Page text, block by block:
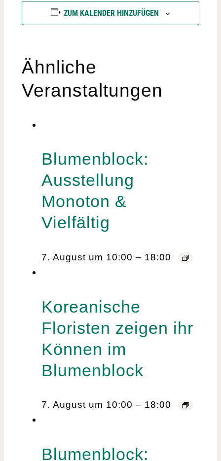
ZUM KALENDER HINZUFÜGEN
Ähnliche
Veranstaltungen
Blumenblock:
Ausstellung
Monoton &
Vielfältig
7. August um 10:00 – 18:00
Koreanische
Floristen zeigen ihr
Können im
Blumenblock
7. August um 10:00 – 18:00
Blumenblock: